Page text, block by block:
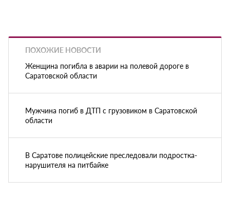
ПОХОЖИЕ НОВОСТИ
Женщина погибла в аварии на полевой дороге в
Саратовской области
Мужчина погиб в ДТП с грузовиком в Саратовской
области
В Саратове полицейские преследовали подростка-
нарушителя на питбайке